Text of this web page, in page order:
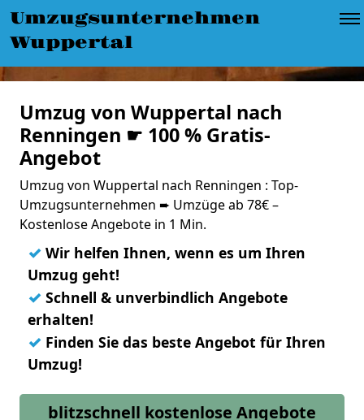
Umzugsunternehmen
Wuppertal
Umzug von Wuppertal nach
Renningen ☛ 100 % Gratis-
Angebot
Umzug von Wuppertal nach Renningen : Top-
Umzugsunternehmen ➨ Umzüge ab 78€ –
Kostenlose Angebote in 1 Min.
✓ Wir helfen Ihnen, wenn es um Ihren
Umzug geht!
✓ Schnell & unverbindlich Angebote
erhalten!
✓ Finden Sie das beste Angebot für Ihren
Umzug!
blitzschnell kostenlose Angebote